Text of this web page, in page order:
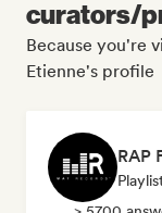
curators/
Because you're
Etienne's profile